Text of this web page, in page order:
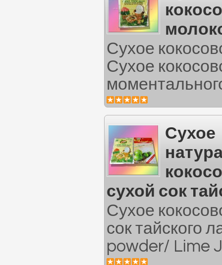
Сухое
Сухое
Сухое
сухой сок
Сухое
сок тайского
powder/ Lime